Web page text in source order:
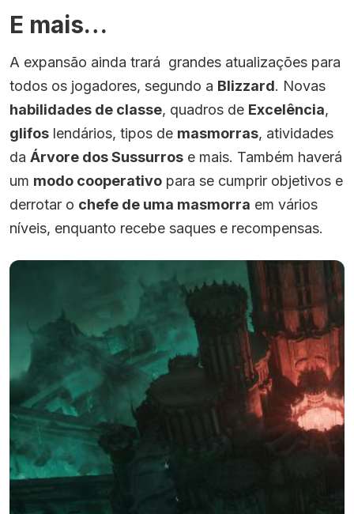
E mais…
A expansão ainda trará grandes atualizações para
todos os jogadores, segundo a Blizzard. Novas
habilidades de classe, quadros de Excelência,
glifos lendários, tipos de masmorras, atividades
da Árvore dos Sussurros e mais. Também haverá
um modo cooperativo para se cumprir objetivos e
derrotar o chefe de uma masmorra em vários
níveis, enquanto recebe saques e recompensas.